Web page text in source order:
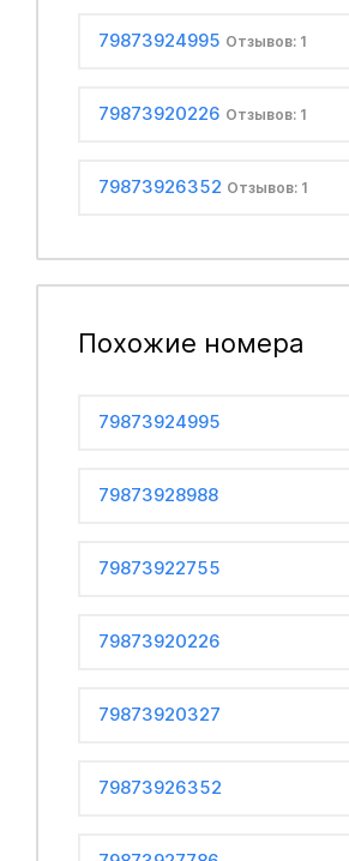
79873924995 Отзывов: 1
79873920226 Отзывов: 1
79873926352 Отзывов: 1
Похожие номера
79873924995
79873928988
79873922755
79873920226
79873920327
79873926352